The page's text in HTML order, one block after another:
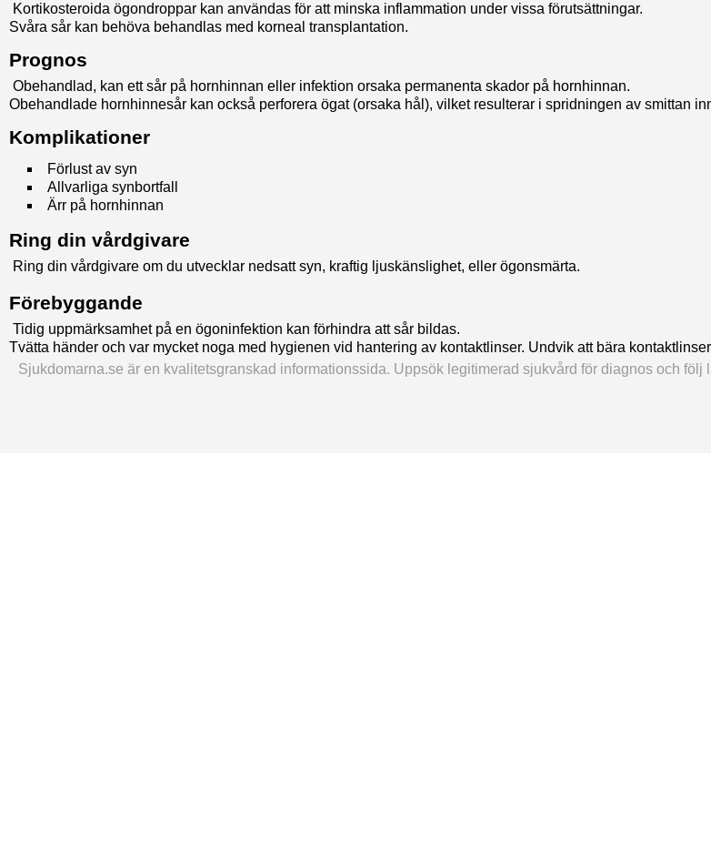
Kortikosteroida ögondroppar kan användas för att minska inflammation under vissa förutsättningar.
Svåra sår kan behöva behandlas med korneal transplantation.
Prognos
Obehandlad, kan ett sår på hornhinnan eller infektion orsaka permanenta skador på hornhinnan.
Obehandlade hornhinnesår kan också perforera ögat (orsaka hål), vilket resulterar i spridningen av smittan
Komplikationer
Förlust av syn
Allvarliga synbortfall
Ärr på hornhinnan
Ring din vårdgivare
Ring din vårdgivare om du utvecklar nedsatt syn, kraftig ljuskänslighet, eller ögonsmärta.
Förebyggande
Tidig uppmärksamhet på en ögoninfektion kan förhindra att sår bildas.
Tvätta händer och var mycket noga med hygienen vid hantering av kontaktlinser. Undvik att bära
Sjukdomarna.se är en kvalitetsgranskad informationssida. Uppsök legitimerad sjukvård för diagnos och följ